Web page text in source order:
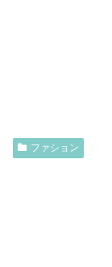
ファション